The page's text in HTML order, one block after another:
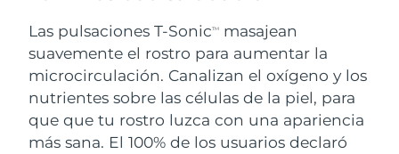
Las pulsaciones T-SonicTM
masajean
suavemente el rostro para aumentar la
microcirculación. Canalizan el oxígeno y los
nutrientes sobre las células de la piel, para
que que tu rostro luzca con una apariencia
más sana. El 100% de los usuarios declaró
Eslovaquia Entrega prevista
Eslovenia Entrega prevista8/8/26
Sudáfrica Entrega prevista8/16/26